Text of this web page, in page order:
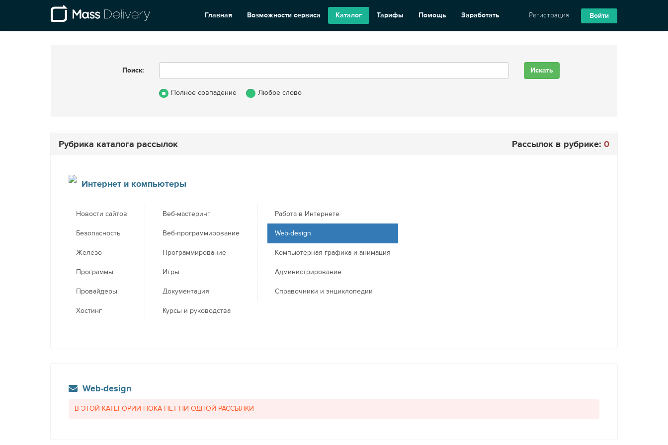
Главная Возможности сервиса Каталог Тарифы Помощь Заработать Регистрация Войти
Поиск:
Полное совпадение Любое слово
Рубрика каталога рассылок Рассылок в рубрике: 0
Интернет и компьютеры
Новости сайтов
Безопасность
Железо
Программы
Провайдеры
Хостинг
Веб-мастеринг
Веб-программирование
Программирование
Игры
Документация
Курсы и руководства
Работа в Интернете
Web-design
Компьютерная графика и анимация
Администрирование
Справочники и энциклопедии
Web-design
В ЭТОЙ КАТЕГОРИИ ПОКА НЕТ НИ ОДНОЙ РАССЫЛКИ